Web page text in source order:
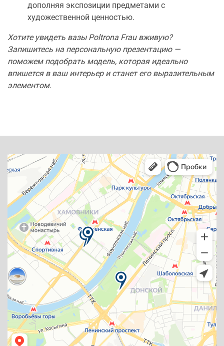
дополняя экспозиции предметами с
художественной ценностью.
Хотите увидеть вазы Poltrona Frau вживую?
Запишитесь на персональную презентацию —
поможем подобрать модель, которая идеально
впишется в ваш интерьер и станет его выразительным
элементом.